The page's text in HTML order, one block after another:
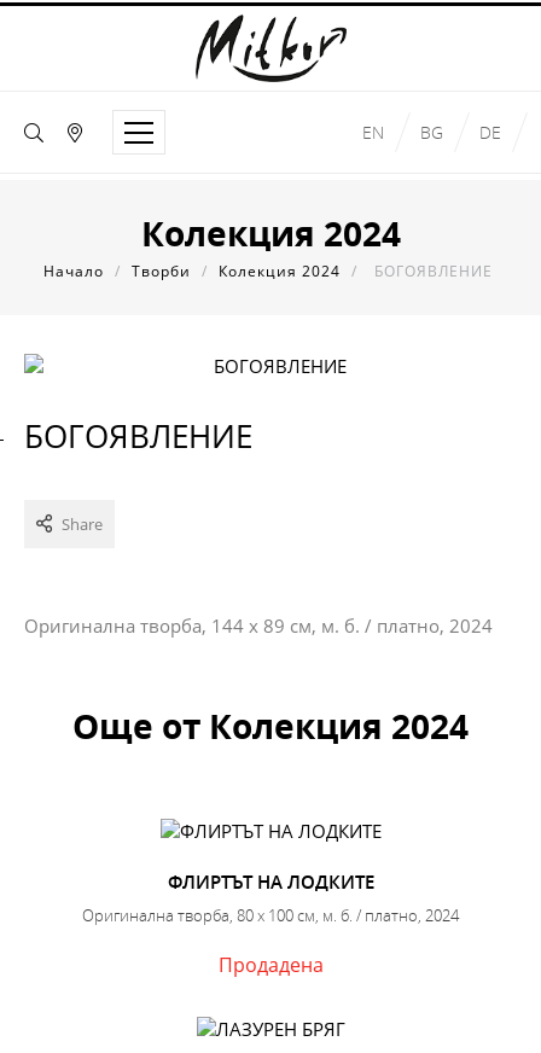
EN BG DE
Колекция 2024
Начало / Творби / Колекция 2024 / БОГОЯВЛЕНИЕ
БОГОЯВЛЕНИЕ
Share
Оригинална творба, 144 х 89 см, м. б. / платно, 2024
Още от Колекция 2024
ФЛИРТЪТ НА ЛОДКИТЕ
Оригинална творба, 80 х 100 см, м. б. / платно, 2024
Продадена